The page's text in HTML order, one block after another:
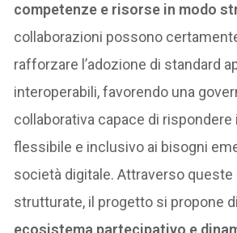
competenze e risorse in modo
collaborazioni possono
rafforzare l’adozione di standard
interoperabili, favorendo una
collaborativa capace di rispondere
flessibile e inclusivo ai bisogni
società digitale. Attraverso queste
strutturate, il progetto si propone di
ecosistema partecipativo e